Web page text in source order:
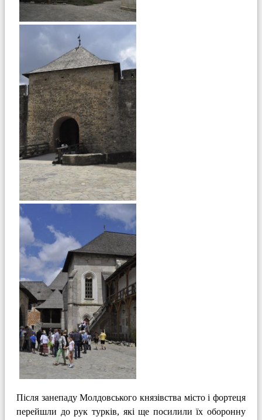
Після занепаду Молдовського князів­ства місто і фортеця
перейшли до рук турків, які ще посилили їх оборонну